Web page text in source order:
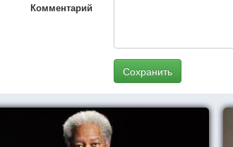
Комментарий
Сохранить